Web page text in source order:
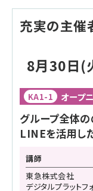
充実の主催
8月30日(
KA1-1 オープ
グループ全体の
LINEを活用し
講師
東急株式会社
デジタルプラット